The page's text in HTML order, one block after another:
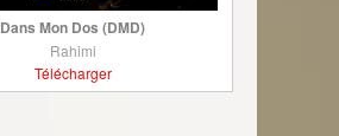
Dans Mon Dos (DMD)
Rahimi
Télécharger